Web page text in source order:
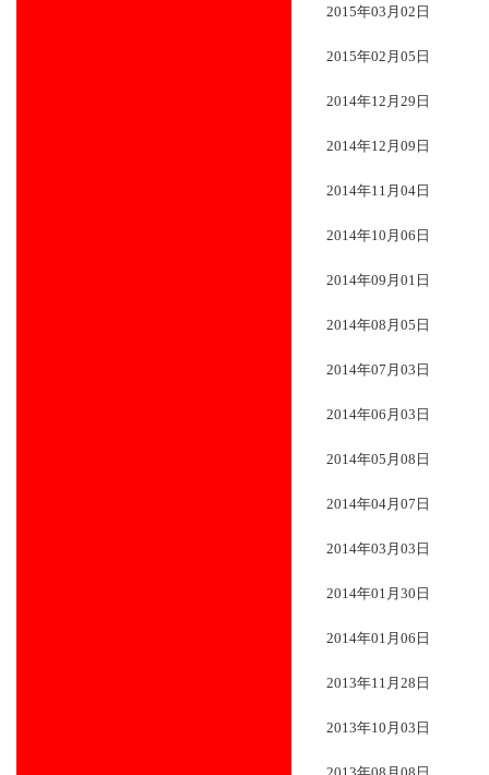
2015年03月02日
2015年02月05日
2014年12月29日
2014年12月09日
2014年11月04日
2014年10月06日
2014年09月01日
2014年08月05日
2014年07月03日
2014年06月03日
2014年05月08日
2014年04月07日
2014年03月03日
2014年01月30日
2014年01月06日
2013年11月28日
2013年10月03日